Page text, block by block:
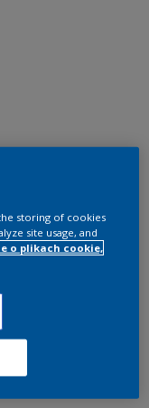
storing of cookies
site usage, and
o plikach cookie,